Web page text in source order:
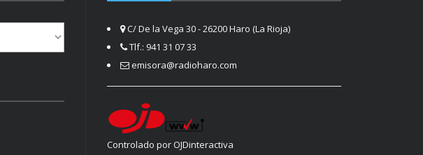
C/ De la Vega 30 - 26200 Haro (La Rioja)
Tlf.: 941 31 07 33
emisora@radioharo.com
Controlado por OJDinteractiva